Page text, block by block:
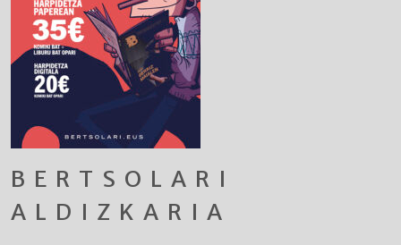
BERTSOLARI
ALDIZKARIA